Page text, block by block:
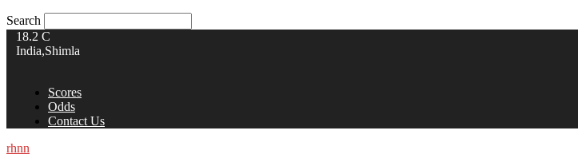
Search
18.2 C
India,Shimla
Scores
Odds
Contact Us
rhnn